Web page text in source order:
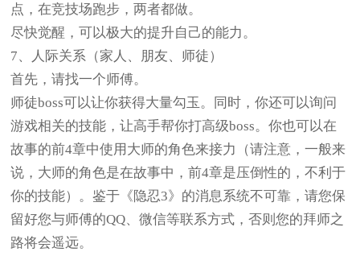
点，在竞技场跑步，两者都做。
尽快觉醒，可以极大的提升自己的能力。
7、人际关系（家人、朋友、师徒）
首先，请找一个师傅。
师徒boss可以让你获得大量勾玉。同时，你还可以询问
游戏相关的技能，让高手帮你打高级boss。你也可以在
故事的前4章中使用大师的角色来接力（请注意，一般来
说，大师的角色是在故事中，前4章是压倒性的，不利于
你的技能）。鉴于《隐忍3》的消息系统不可靠，请您保
留好您与师傅的QQ、微信等联系方式，否则您的拜师之
路将会遥远。